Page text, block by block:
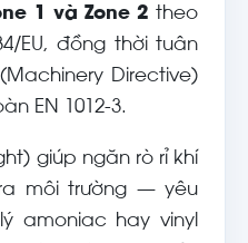
1 và Zone 2 theo
EU, đồng thời tuân
Directive)
EN 1012-3.
giúp ngăn rò rỉ khí
môi trường — yêu
amoniac hay vinyl